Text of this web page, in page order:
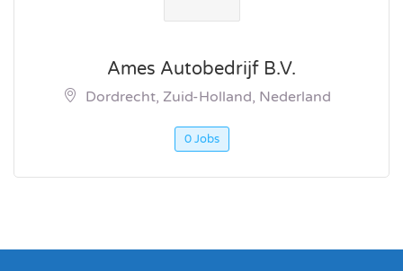
Ames Autobedrijf B.V.
Dordrecht, Zuid-Holland, Nederland
0 Jobs